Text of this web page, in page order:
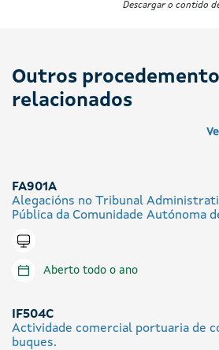
Descargar o contido
Outros
relacionados
FA901A
Alegacións no Tribunal
Pública da Comunidade Autónoma
Tramitar en liña
Aberto todo o ano
IF504C
Actividade comercial portuaria de
buques.